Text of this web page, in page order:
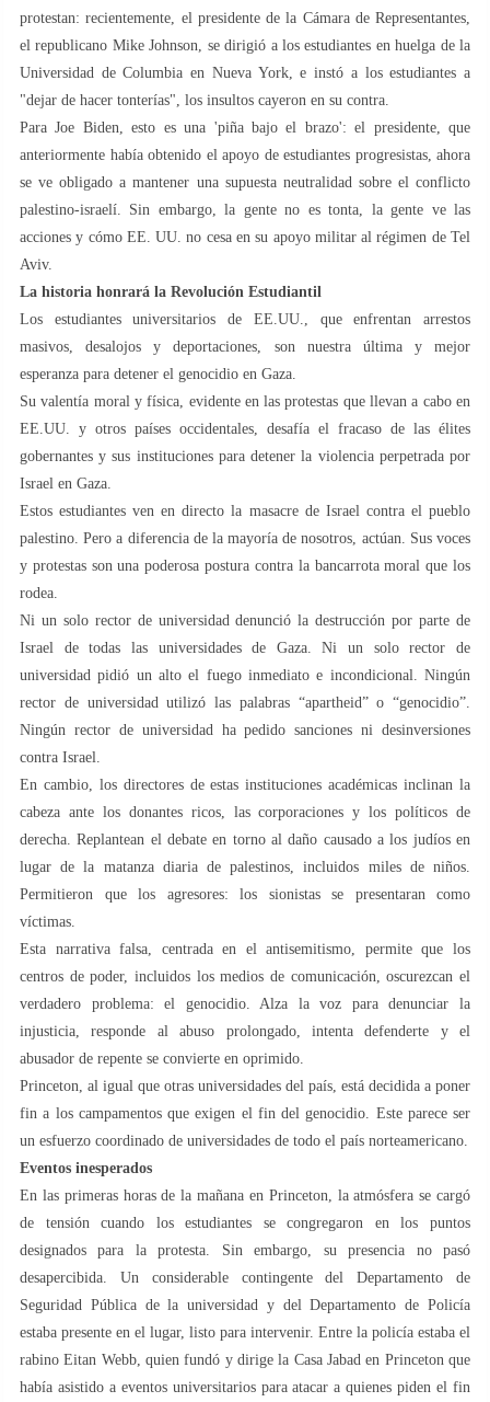
protestan: recientemente, el presidente de la Cámara de Representantes,
el republicano Mike Johnson, se dirigió a los estudiantes en huelga de la
Universidad de Columbia en Nueva York, e instó a los estudiantes a
"dejar de hacer tonterías", los insultos cayeron en su contra.
Para Joe Biden, esto es una 'piña bajo el brazo': el presidente, que
anteriormente había obtenido el apoyo de estudiantes progresistas, ahora
se ve obligado a mantener una supuesta neutralidad sobre el conflicto
palestino-israelí. Sin embargo, la gente no es tonta, la gente ve las
acciones y cómo EE. UU. no cesa en su apoyo militar al régimen de Tel
Aviv.
La historia honrará la Revolución Estudiantil
Los estudiantes universitarios de EE.UU., que enfrentan arrestos
masivos, desalojos y deportaciones, son nuestra última y mejor
esperanza para detener el genocidio en Gaza.
Su valentía moral y física, evidente en las protestas que llevan a cabo en
EE.UU. y otros países occidentales, desafía el fracaso de las élites
gobernantes y sus instituciones para detener la violencia perpetrada por
Israel en Gaza.
Estos estudiantes ven en directo la masacre de Israel contra el pueblo
palestino. Pero a diferencia de la mayoría de nosotros, actúan. Sus voces
y protestas son una poderosa postura contra la bancarrota moral que los
rodea.
Ni un solo rector de universidad denunció la destrucción por parte de
Israel de todas las universidades de Gaza. Ni un solo rector de
universidad pidió un alto el fuego inmediato e incondicional. Ningún
rector de universidad utilizó las palabras “apartheid” o “genocidio”.
Ningún rector de universidad ha pedido sanciones ni desinversiones
contra Israel.
En cambio, los directores de estas instituciones académicas inclinan la
cabeza ante los donantes ricos, las corporaciones y los políticos de
derecha. Replantean el debate en torno al daño causado a los judíos en
lugar de la matanza diaria de palestinos, incluidos miles de niños.
Permitieron que los agresores: los sionistas se presentaran como
víctimas.
Esta narrativa falsa, centrada en el antisemitismo, permite que los
centros de poder, incluidos los medios de comunicación, oscurezcan el
verdadero problema: el genocidio. Alza la voz para denunciar la
injusticia, responde al abuso prolongado, intenta defenderte y el
abusador de repente se convierte en oprimido.
Princeton, al igual que otras universidades del país, está decidida a poner
fin a los campamentos que exigen el fin del genocidio. Este parece ser
un esfuerzo coordinado de universidades de todo el país norteamericano.
Eventos inesperados
En las primeras horas de la mañana en Princeton, la atmósfera se cargó
de tensión cuando los estudiantes se congregaron en los puntos
designados para la protesta. Sin embargo, su presencia no pasó
desapercibida. Un considerable contingente del Departamento de
Seguridad Pública de la universidad y del Departamento de Policía
estaba presente en el lugar, listo para intervenir. Entre la policía estaba el
rabino Eitan Webb, quien fundó y dirige la Casa Jabad en Princeton que
había asistido a eventos universitarios para atacar a quienes piden el fin